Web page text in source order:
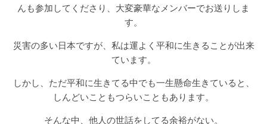
んも参加してくださり、大変豪華なメンバーでお送りしま
す。
災害の多い日本ですが、私は運よく平和に生きることが出来
ています。
しかし、ただ平和に生きてる中でも一生懸命生きていると、
しんどいこともつらいこともあります。
そんな中、他人の世話をしてる余裕がない。